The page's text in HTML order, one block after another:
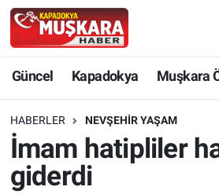
Güncel Kapadokya Muşkara
HABERLER NEVŞEHIR YAŞAM
İmam hatipliler
giderdi
Güncel
SEÇİM
Muşkara Özel
Nevşehir Hava Durumu
Nevşehir Trafik Yoğunluk
Süper Lig Puan Durumu ve